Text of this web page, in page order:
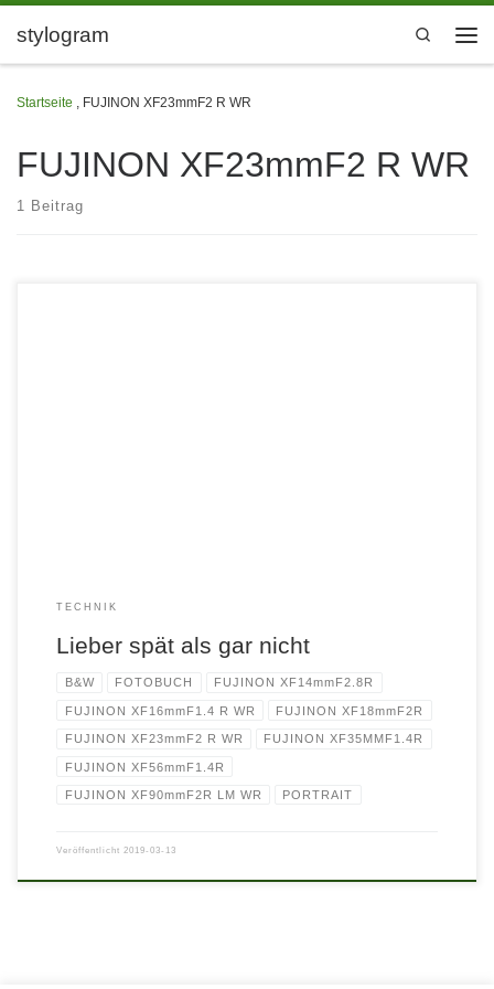
Zum Inhalt springen
stylogram
Search
Startseite , FUJINON XF23mmF2 R WR
FUJINON XF23mmF2 R WR
1 Beitrag
TECHNIK
Lieber spät als gar nicht
B&W FOTOBUCH FUJINON XF14mmF2.8R
FUJINON XF16mmF1.4 R WR FUJINON XF18mmF2R
FUJINON XF23mmF2 R WR FUJINON XF35MMF1.4R
FUJINON XF56mmF1.4R
FUJINON XF90mmF2R LM WR PORTRAIT
Veröffentlicht 2019-03-13